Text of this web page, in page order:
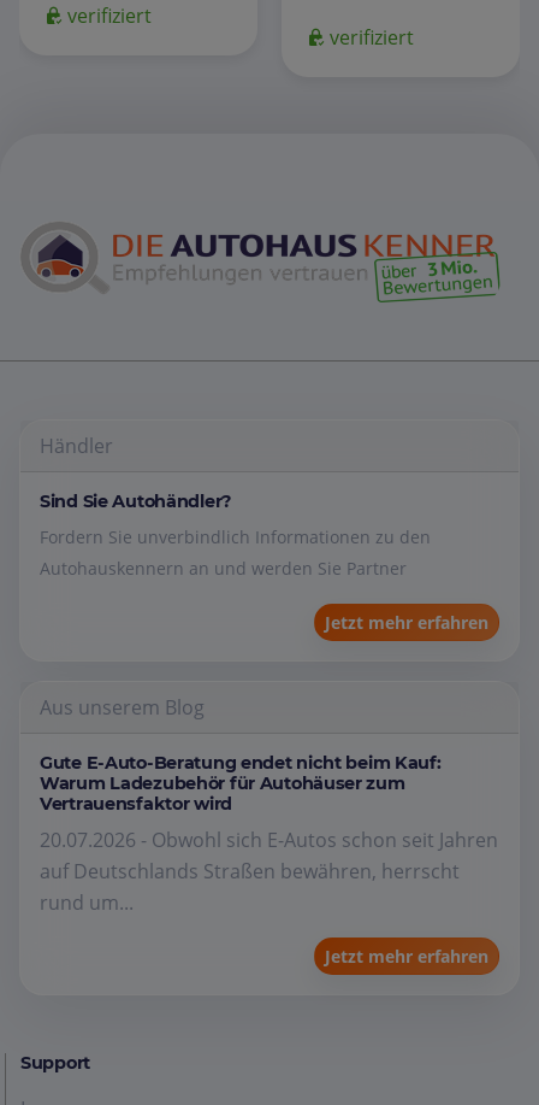
verifiziert
verifiziert
Händler
Sind Sie Autohändler?
Fordern Sie unverbindlich Informationen zu den
Autohauskennern an und werden Sie Partner
Jetzt mehr erfahren
Aus unserem Blog
Gute E-Auto-Beratung endet nicht beim Kauf:
Warum Ladezubehör für Autohäuser zum
Vertrauensfaktor wird
20.07.2026 - Obwohl sich E-Autos schon seit Jahren
auf Deutschlands Straßen bewähren, herrscht
rund um...
Jetzt mehr erfahren
Support